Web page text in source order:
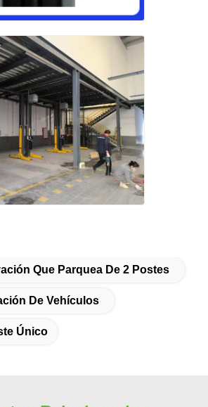
Que Parquea De 2 Postes
De Vehículos
Único